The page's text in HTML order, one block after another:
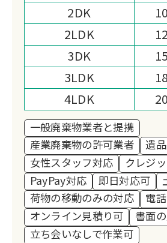
2DK
2LDK
3DK
3LDK
4LDK
一般廃棄物業者と提携
産業廃棄物の許可業者
遺
女性スタッフ対応
クレジ
PayPay対応
即日対応可
荷物の移動のみの対応
電
オンライン見積り可
書面
立ち会いなしで作業可